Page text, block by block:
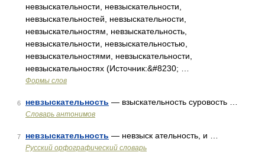
невзыскательности, невзыскательности,
невзыскательностей, невзыскательности,
невзыскательностям, невзыскательность,
невзыскательности, невзыскательностью,
невзыскательностями, невзыскательности,
невзыскательностях (Источник:&#8230; …
Формы слов
6 невзыскательность — взыскательность суровость …
Словарь антонимов
7 невзыскательность — невзыск ательность, и …
Русский орфографический словарь